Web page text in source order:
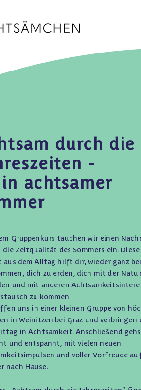
durch die
-
achtsamer
Gruppenkurs tauchen wir einen
die Zeitqualität des Sommers ein.
aus dem Alltag hilft dir, wieder ganz
dich zu erden, dich mit der
und mit anderen
zu kommen.
uns in einer kleinen Gruppe von
in Weinitzen bei Graz und verbringen
in Achtsamkeit. Anschließend
und entspannt, mit vielen neuen
und voller Vorfreude
nach Hause.